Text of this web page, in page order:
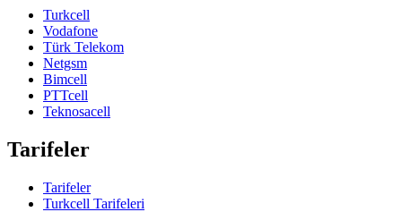
Turkcell
Vodafone
Türk Telekom
Netgsm
Bimcell
PTTcell
Teknosacell
Tarifeler
Tarifeler
Turkcell Tarifeleri